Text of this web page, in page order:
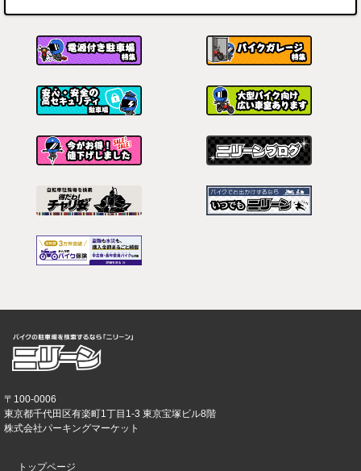
〒100-0006
東京都千代田区有楽町1丁目1-3 東京宝塚ビル8階
株式会社パーキングマーケット
トップページ